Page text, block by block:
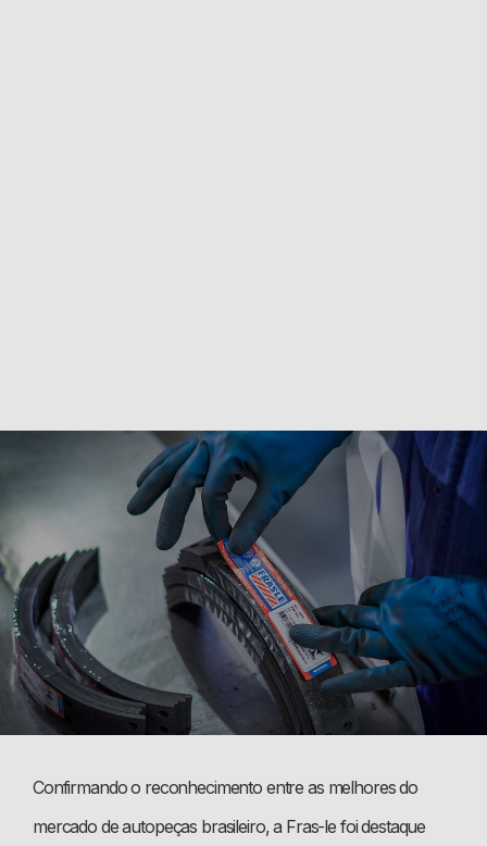
Confirmando o reconhecimento entre as melhores do
mercado de autopeças brasileiro, a Fras-le foi destaque